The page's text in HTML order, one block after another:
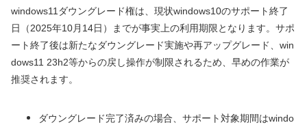
windows11ダウングレード権は、現状windows10のサポート終了
日（2025年10月14日）までが事実上の利用期限となります。サポ
ート終了後は新たなダウングレード実施や再アップグレード、win
dows11 23h2等からの戻し操作が制限されるため、早めの作業が
推奨されます。
ダウングレード完了済みの場合、サポート対象期間はwindo